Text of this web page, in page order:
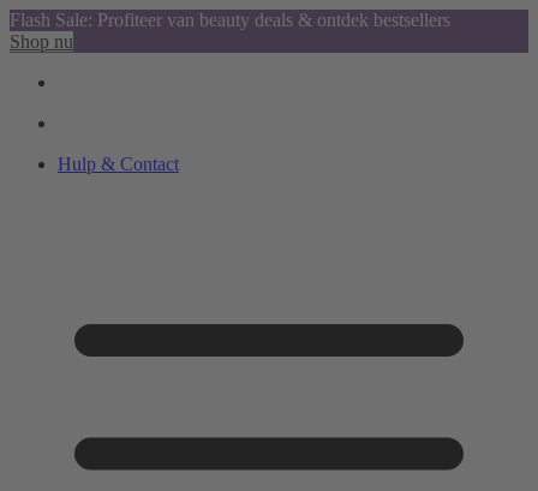
Flash Sale: Profiteer van beauty deals & ontdek bestsellers
Shop nu
Hulp & Contact